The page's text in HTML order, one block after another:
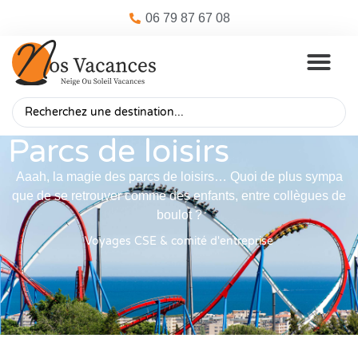
06 79 87 67 08
Parcs de loisirs
Aaah, la magie des parcs de loisirs… Quoi de plus sympa
que de se retrouver comme des enfants, entre collègues de
boulot ?
Voyages CSE & comité d'entreprise